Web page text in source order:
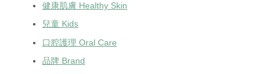
健康肌膚 Healthy Skin
兒童 Kids
口腔護理 Oral Care
品牌 Brand